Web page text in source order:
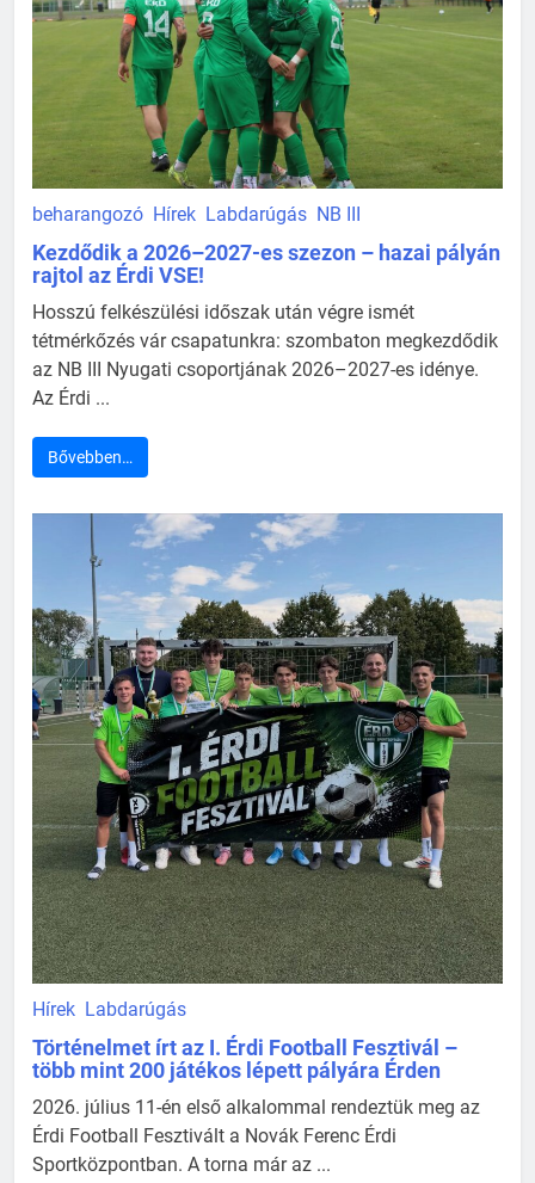
beharangozó Hírek Labdarúgás NB III
Kezdődik a 2026–2027-es szezon – hazai pályán
rajtol az Érdi VSE!
Hosszú felkészülési időszak után végre ismét
tétmérkőzés vár csapatunkra: szombaton megkezdődik
az NB III Nyugati csoportjának 2026–2027-es idénye.
Az Érdi ...
Bővebben…
Hírek Labdarúgás
Történelmet írt az I. Érdi Football Fesztivál –
több mint 200 játékos lépett pályára Érden
2026. július 11-én első alkalommal rendeztük meg az
Érdi Football Fesztivált a Novák Ferenc Érdi
Sportközpontban. A torna már az ...